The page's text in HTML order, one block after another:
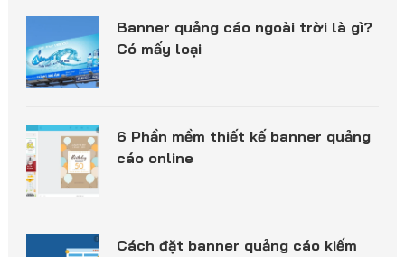
Banner quảng cáo ngoài trời là gì?
Có mấy loại
6 Phần mềm thiết kế banner quảng
cáo online
Cách đặt banner quảng cáo kiếm